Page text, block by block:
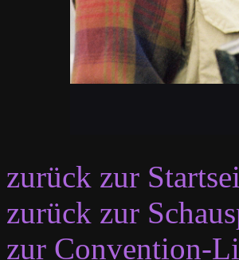
zurück zur
zurück zur
zur Convention-